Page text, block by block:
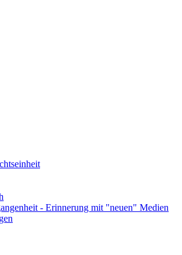
- Erinnerung mit "neuen" Medien